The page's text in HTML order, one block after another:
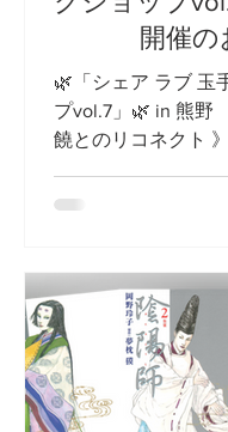
開催のお
🌿「シェア ラブ 玉
プvol.7」🌿 in 熊野
饒とのリコネクト
ちの母神 伊弉冊尊 ゆかりの地、熊野